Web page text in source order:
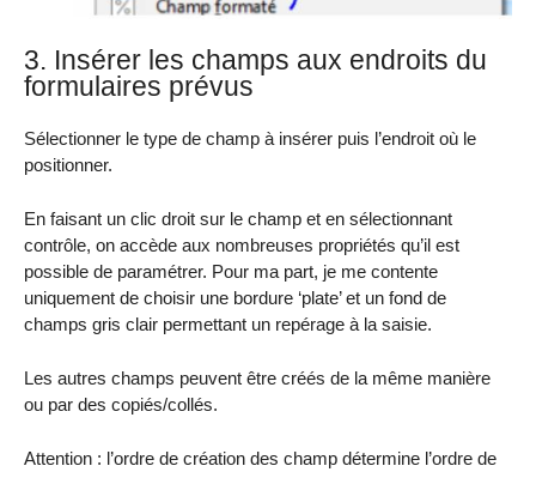
3. Insérer les champs aux endroits du
formulaires prévus
Sélectionner le type de champ à insérer puis l’endroit où le
positionner.
En faisant un clic droit sur le champ et en sélectionnant
contrôle, on accède aux nombreuses propriétés qu’il est
possible de paramétrer. Pour ma part, je me contente
uniquement de choisir une bordure ‘plate’ et un fond de
champs gris clair permettant un repérage à la saisie.
Les autres champs peuvent être créés de la même manière
ou par des copiés/collés.
Attention : l’ordre de création des champ détermine l’ordre de